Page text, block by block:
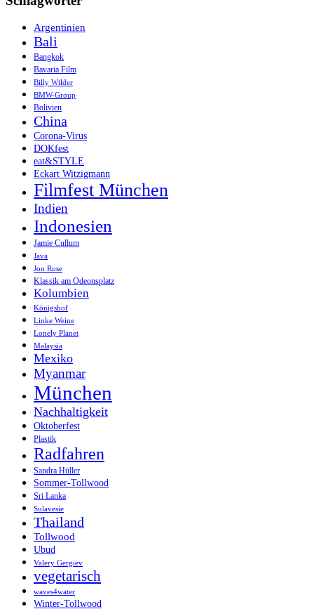
Argentinien
Bali
Bangkok
Bavaria Film
Billy Wilder
BMW-Group
Bolivien
China
Corona-Virus
DOKfest
eat&STYLE
Eckart Witzigmann
Filmfest München
Indien
Indonesien
Jamie Cullum
Java
Jon Rose
Klassik am Odeonsplatz
Kolumbien
Königshof
Linke Weine
Lonely Planet
Malaysia
Mexiko
Myanmar
München
Nachhaltigkeit
Oktoberfest
Plastik
Radfahren
Sandra Hüller
Sommer-Tollwood
Sri Lanka
Sulavesie
Thailand
Tollwood
Ubud
Valery Gergiev
vegetarisch
waves4water
Winter-Tollwood